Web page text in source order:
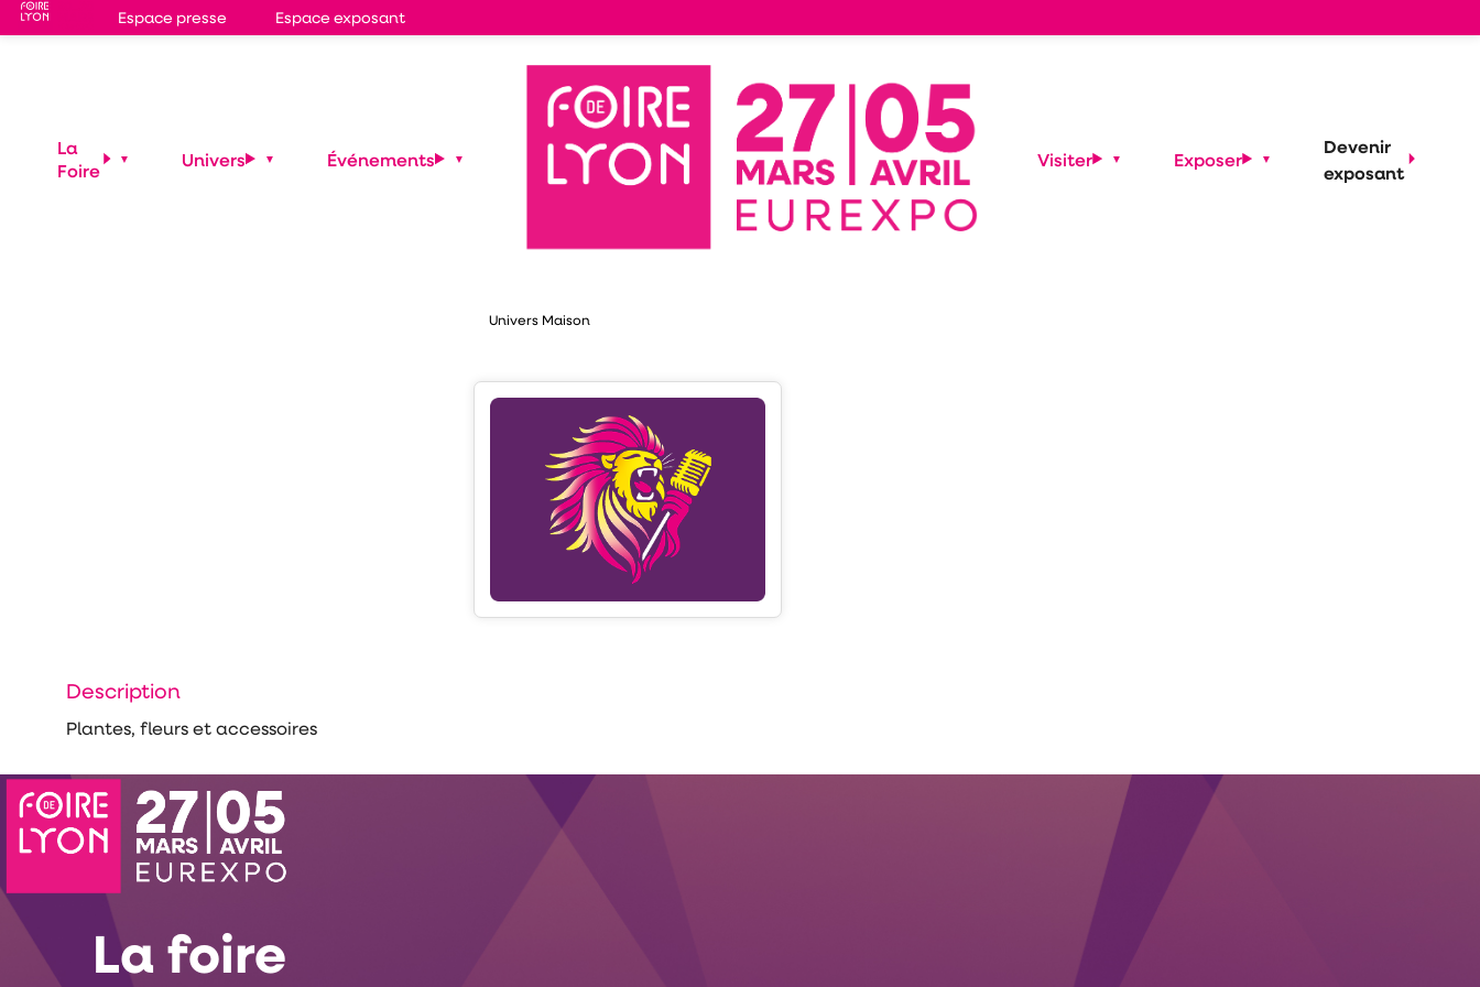
Espace presse Espace exposant
MA PLANTE
MA PLANTE
Univers Maison
Description
Plantes, fleurs et accessoires
La
Foire
Univers Événements Visiter Exposer
Devenir
exposant
La foire